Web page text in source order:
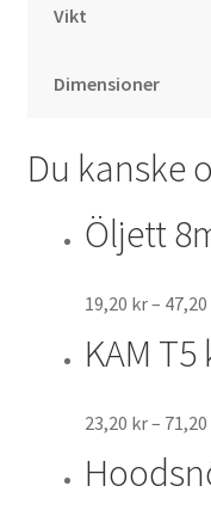
Vikt
Dimensioner
Du kanske
Öljett
19,20 kr– 47,20
KAM
23,20 kr– 71,20